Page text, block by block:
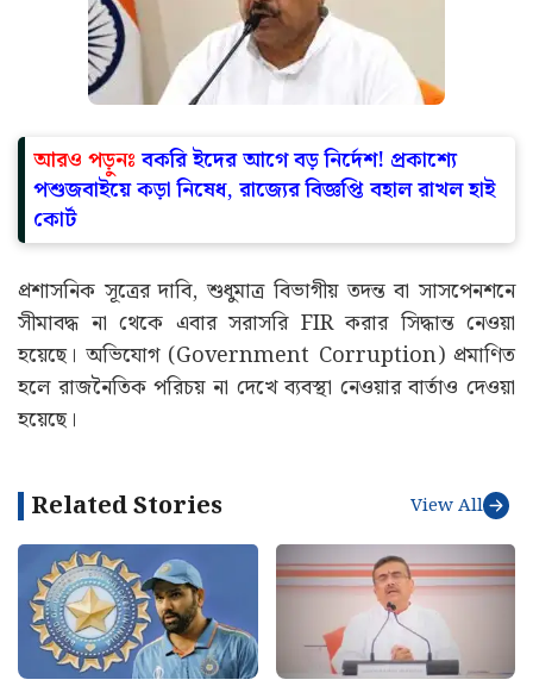
আরও পড়ুনঃ বকরি ইদের আগে বড় নির্দেশ! প্রকাশ্যে
পশুজবাইয়ে কড়া নিষেধ, রাজ্যের বিজ্ঞপ্তি বহাল রাখল হাই
কোর্ট
প্রশাসনিক সূত্রের দাবি, শুধুমাত্র বিভাগীয় তদন্ত বা সাসপেনশনে
সীমাবদ্ধ না থেকে এবার সরাসরি FIR করার সিদ্ধান্ত নেওয়া
হয়েছে। অভিযোগ (Government Corruption) প্রমাণিত
হলে রাজনৈতিক পরিচয় না দেখে ব্যবস্থা নেওয়ার বার্তাও দেওয়া
হয়েছে।
Related Stories View All